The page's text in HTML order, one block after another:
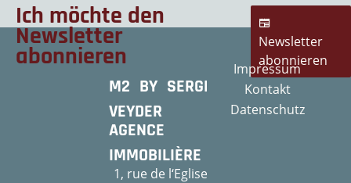
Ich möchte den
Newsletter
abonnieren
Newsletter
abonnieren
M2 BY SERGE
VEYDER
AGENCE
IMMOBILIÈRE
1, rue de l‘Eglise
Impressum
Kontakt
Datenschutz